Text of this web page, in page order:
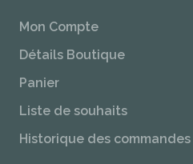
Mon Compte
Détails Boutique
Panier
Liste de souhaits
Historique des commandes